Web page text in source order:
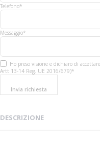
Telefono*
Messaggio*
Ho preso visione e dichiaro di
Artt 13-14 Reg. UE 2016/679)*
Invia richiesta
DESCRIZIONE